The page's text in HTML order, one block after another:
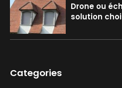
Drone ou
solution
Categories